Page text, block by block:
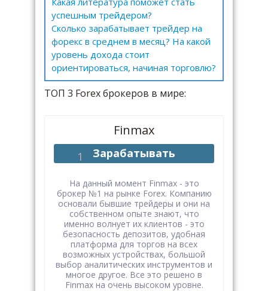
успешным трейдером?
Сколько зарабатывает трейдер на
форекс в среднем в месяц? На какой
уровень дохода стоит
ориентироваться, начиная торговлю?
ТОП 3 Forex брокеров в мире:
Finmax
Зарабатывать
На данный момент Finmax - это
брокер №1 на рынке Forex. Компанию
основали бывшие трейдеры и они на
собственном опыте знают, что
именно волнует их клиентов - это
безопасность депозитов, удобная
платформа для торгов на всех
возможных устройствах, большой
выбор аналитических инструментов и
многое другое. Все это решено в
Finmax на очень высоком уровне.